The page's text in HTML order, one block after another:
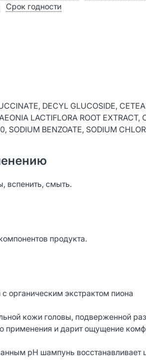
Срок годности
DECYL GLUCOSIDE,
LACTIFLORA ROOT
SODIUM BENZOATE, SODIUM
вспенить, смыть.
продукта.
органическим экстрактом пиона
кожи головы, подверженной
применения и дарит ощущение
pH шампунь восстанавливает